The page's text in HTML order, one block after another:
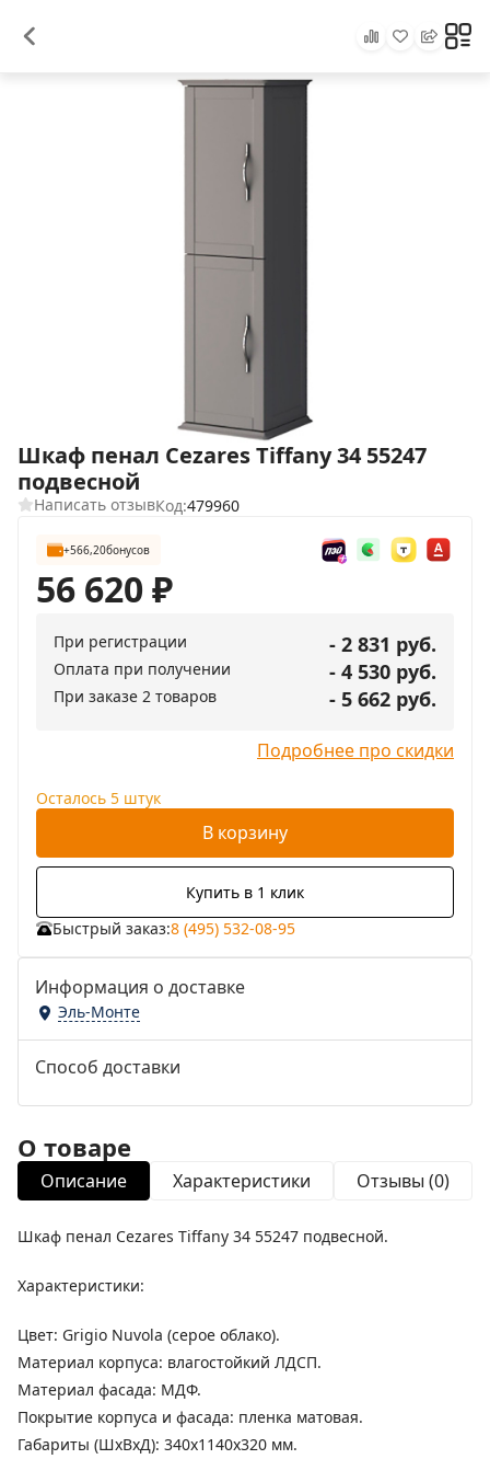
Шкаф пенал Cezares Tiffany 34 55247
подвесной
Написать отзывКод:479960
+566,20бонусов
56 620₽
При регистрации - 2 831 руб.
Оплата при получении - 4 530 руб.
При заказе 2 товаров - 5 662 руб.
Подробнее про скидки
Осталось 5 штук
В корзину
Купить в 1 клик
Быстрый заказ:8 (495) 532-08-95
Информация о доставке
Эль-Монте
Способ доставки
О товаре
Описание Характеристики Отзывы (0)
Шкаф пенал Cezares Tiffany 34 55247 подвесной.
Характеристики:
Цвет: Grigio Nuvola (серое облако).
Материал корпуса: влагостойкий ЛДСП.
Материал фасада: МДФ.
Покрытие корпуса и фасада: пленка матовая.
Габариты (ШхВхД): 340х1140х320 мм.